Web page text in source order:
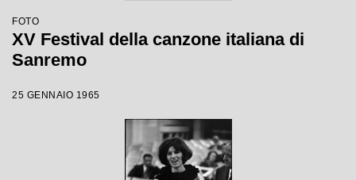
FOTO
XV Festival della canzone italiana di
Sanremo
25 GENNAIO 1965